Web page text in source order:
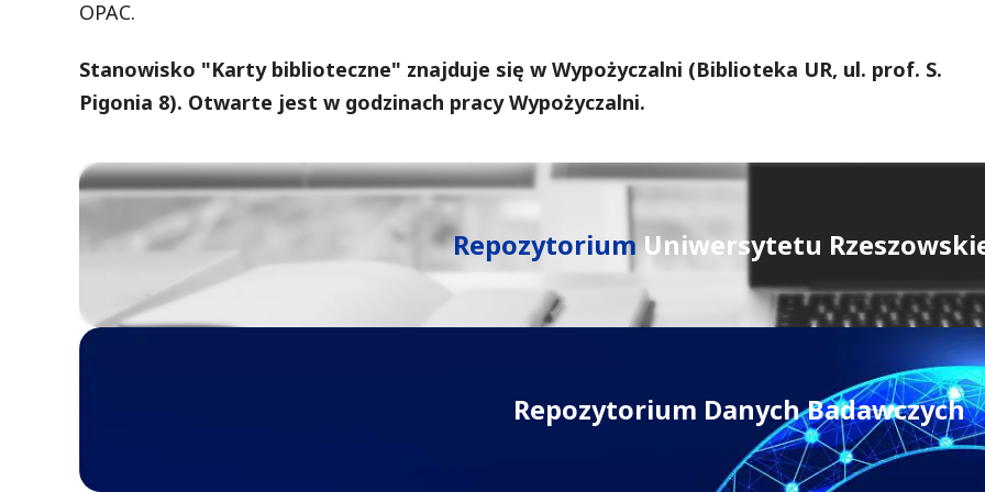
OPAC.
Stanowisko "Karty biblioteczne" znajduje się w Wypożyczalni (Biblioteka UR, ul. prof. S.
Pigonia 8). Otwarte jest w godzinach pracy Wypożyczalni.
RepozytoriumUniwersytetu
Repozytorium Danych Badawczych